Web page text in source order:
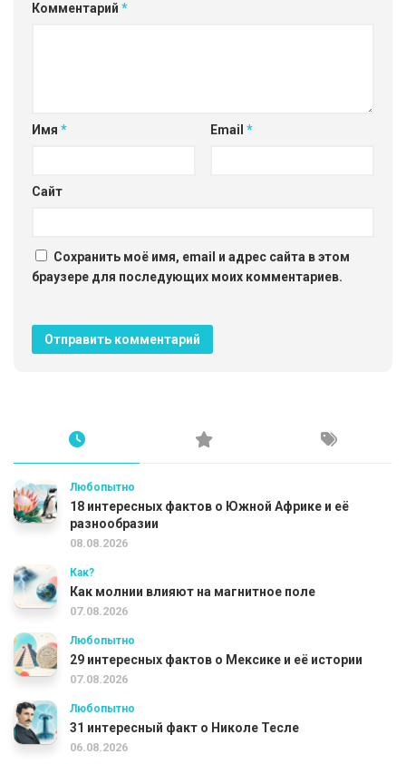
Комментарий *
Имя * Email *
Сайт
Сохранить моё имя, email и адрес сайта в этом
браузере для последующих моих комментариев.
Любопытно
18 интересных фактов о Южной Африке и её
разнообразии
08.08.2026
Как?
Как молнии влияют на магнитное поле
07.08.2026
Любопытно
29 интересных фактов о Мексике и её истории
07.08.2026
Любопытно
31 интересный факт о Николе Тесле
06.08.2026